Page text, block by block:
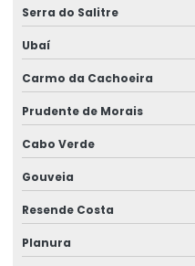
Serra do Salitre
Ubaí
Carmo da Cachoeira
Prudente de Morais
Cabo Verde
Gouveia
Resende Costa
Planura